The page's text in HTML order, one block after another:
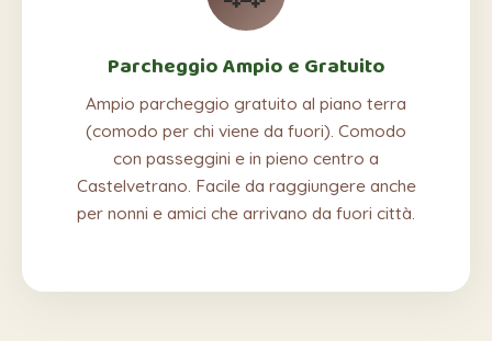
Parcheggio Ampio e Gratuito
Ampio parcheggio gratuito al piano terra
(comodo per chi viene da fuori). Comodo
con passeggini e in pieno centro a
Castelvetrano. Facile da raggiungere anche
per nonni e amici che arrivano da fuori città.